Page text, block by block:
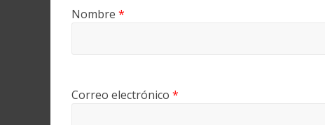
Nombre *
Correo electrónico *